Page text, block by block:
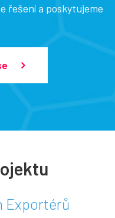
řešení a poskytujeme
Exportérů